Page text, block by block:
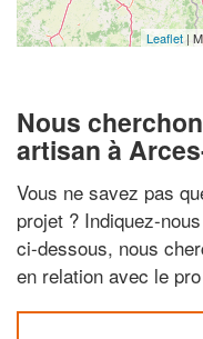
Leaflet |
Nous
artisan à
Vous ne savez pas
projet ? Indiquez-
ci-dessous, nous
en relation avec le